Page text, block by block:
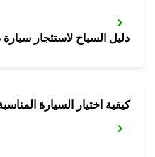
دليل السياح لاستئجار سيارة
كيفية اختيار السيارة